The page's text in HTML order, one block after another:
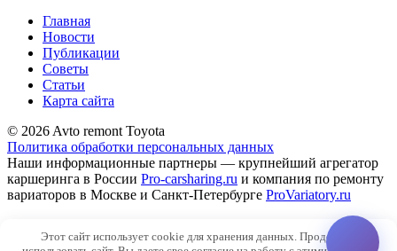
Главная
Новости
Публикации
Советы
Статьи
Карта сайта
© 2026 Avto remont Toyota
Политика обработки персональных данных
Наши информационные партнеры — крупнейший агрегатор
каршеринга в России Pro-carsharing.ru и компания по ремонту
вариаторов в Москве и Санкт-Петербурге ProVariatory.ru
Сео-продвижение и техническое сопровождение сайта
SiteNaWordpres.ru
Этот сайт использует cookie для хранения данных. Продолжая